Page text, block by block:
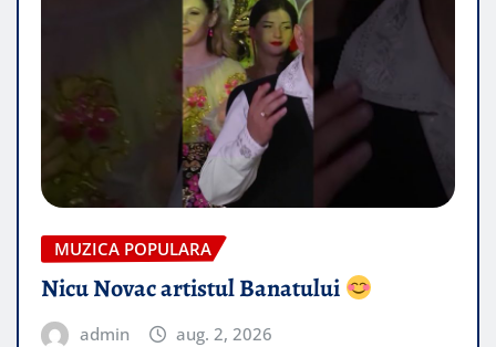
MUZICA POPULARA
Nicu Novac artistul Banatului
admin aug. 2, 2026